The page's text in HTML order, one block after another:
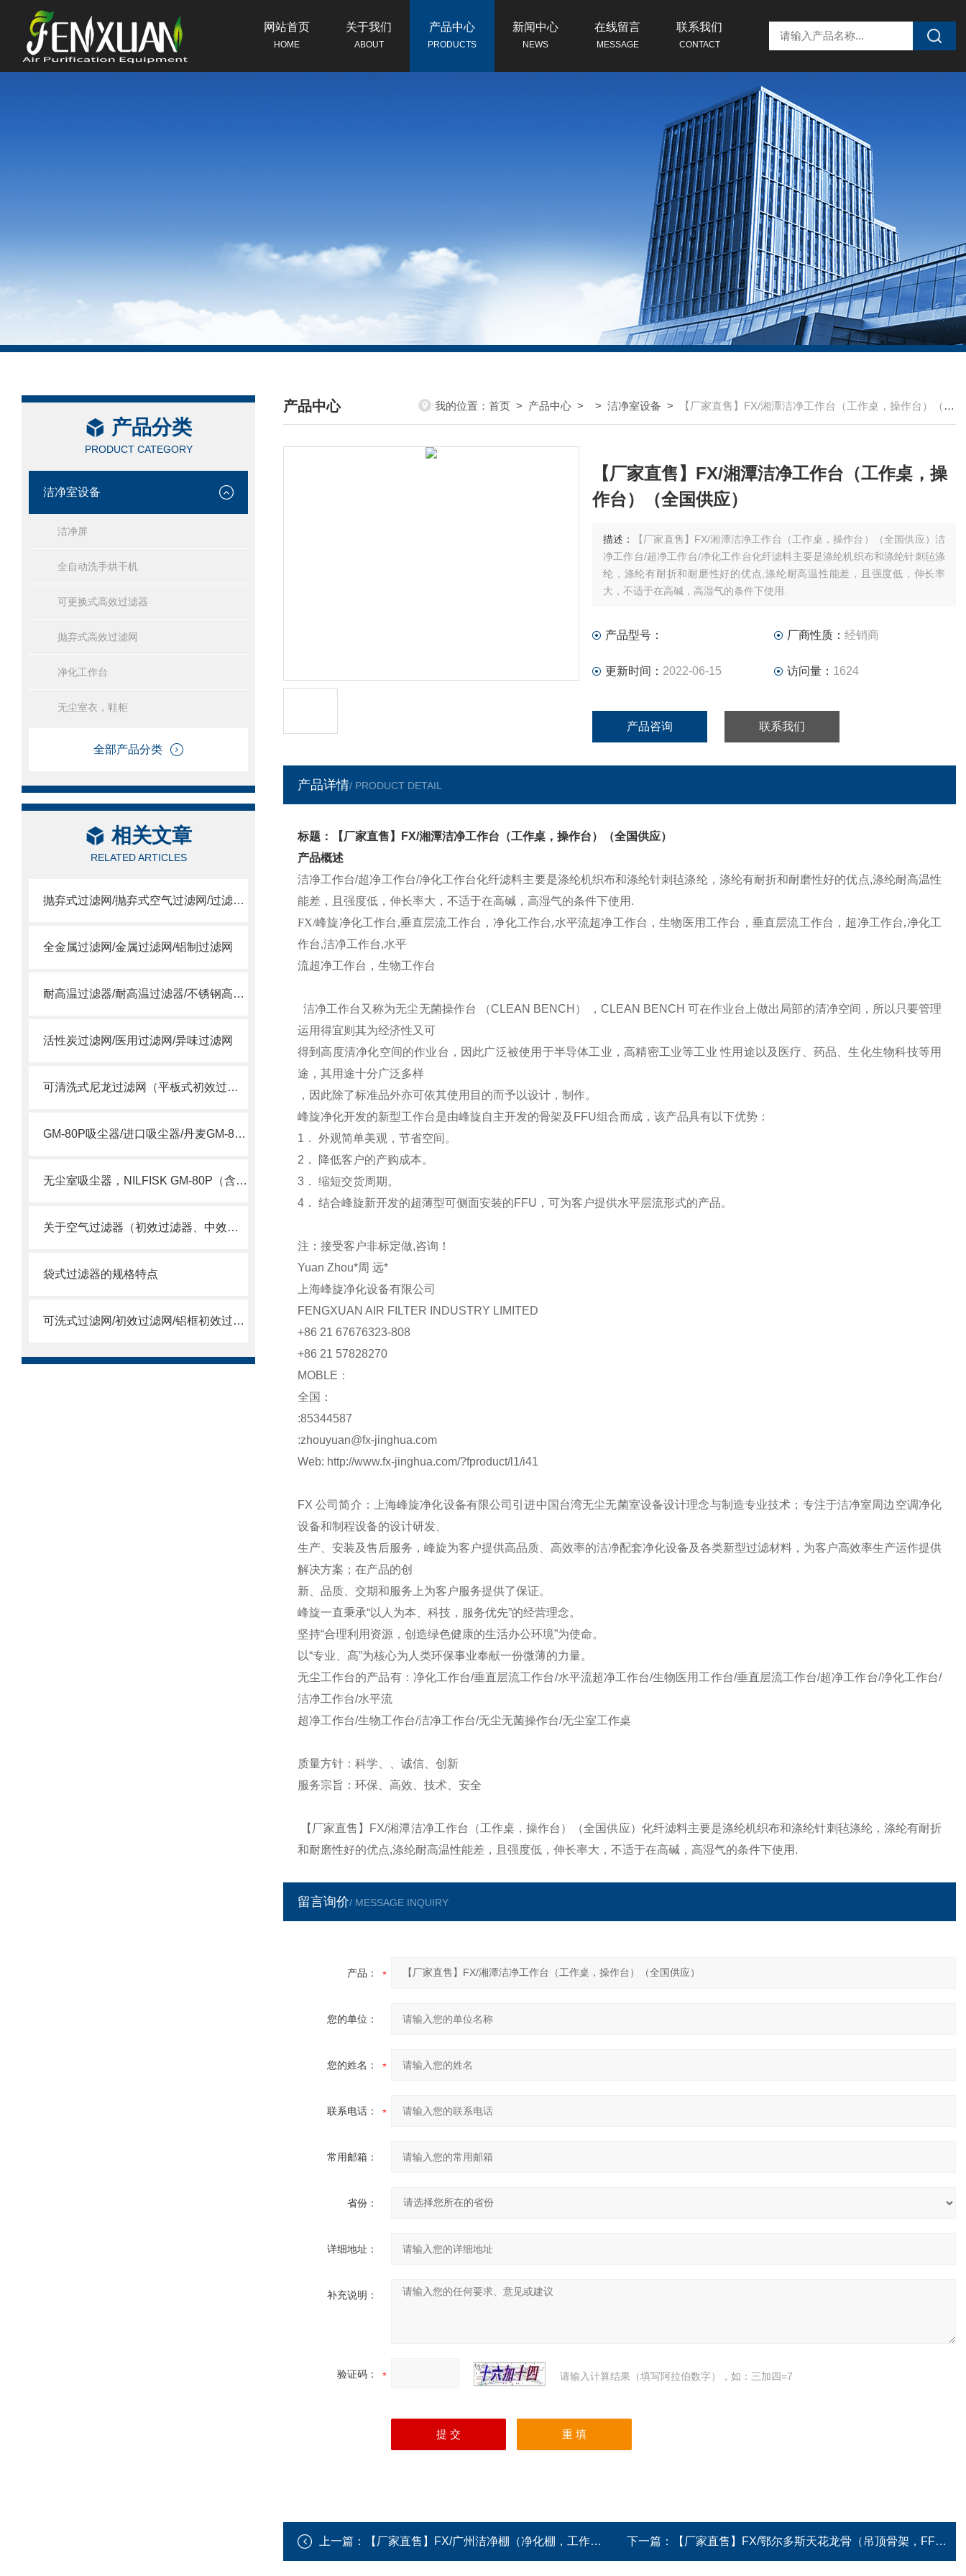
网站首页
HOME
关于我们
ABOUT
产品中心
PRODUCTS
新闻中心
NEWS
在线留言
MESSAGE
联系我们
CONTACT
产品分类
PRODUCT CATEGORY
洁净室设备
洁净屏
全自动洗手烘干机
可更换式高效过滤器
抛弃式高效过滤网
净化工作台
无尘室衣，鞋柜
全部产品分类
相关文章
RELATED ARTICLES
抛弃式过滤网/抛弃式空气过滤网/过滤送风口/一体式过滤箱
全金属过滤网/金属过滤网/铝制过滤网
耐高温过滤器/耐高温过滤器/不锈钢高温过滤器
活性炭过滤网/医用过滤网/异味过滤网
可清洗式尼龙过滤网（平板式初效过滤器）
GM-80P吸尘器/进口吸尘器/丹麦GM-80P吸尘器
无尘室吸尘器，NILFISK GM-80P（含HEPA）
关于空气过滤器（初效过滤器、中效过滤器、空气过滤器）选用
袋式过滤器的规格特点
可洗式过滤网/初效过滤网/铝框初效过滤网
产品中心
/ PRODUCTS CENTER
我的位置：首页 > 产品中心 > >洁净室设备 > 【厂家直售】FX/湘潭洁净工作台（工作桌，操作台）（全国供应）
【厂家直售】FX/湘潭洁净工作台（工作桌，操
作台）（全国供应）
描述：
【厂家直售】FX/湘潭洁净工作台（工作桌，操作台）（全国供应）洁
净工作台/超净工作台/净化工作台化纤滤料主要是涤纶机织布和涤纶针刺毡涤
纶，涤纶有耐折和耐磨性好的优点,涤纶耐高温性能差，且强度低，伸长率
大，不适于在高碱，高湿气的条件下使用.
产品型号： 厂商性质： 经销商
更新时间： 2022-06-15 访问量： 1624
产品咨询 联系我们
产品详情/ PRODUCT DETAIL
标题：【厂家直售】FX/湘潭洁净工作台（工作桌，操作台）（全国供应）
产品概述
洁净工作台/超净工作台/净化工作台化纤滤料主要是涤纶机织布和涤纶针刺毡涤纶，涤纶有耐折和耐磨性好的优点,涤纶耐高温性
能差，且强度低，伸长率大，不适于在高碱，高湿气的条件下使用.
FX/峰旋净化工作台,垂直层流工作台，净化工作台,水平流超净工作台，生物医用工作台，垂直层流工作台，超净工作台,净化工
作台,洁净工作台,水平
流超净工作台，生物工作台
洁净工作台又称为无尘无菌操作台 （CLEAN BENCH） ，CLEAN BENCH 可在作业台上做出局部的清净空间，所以只要管理
运用得宜则其为经济性又可
得到高度清净化空间的作业台，因此广泛被使用于半导体工业，高精密工业等工业 性用途以及医疗、药品、生化生物科技等用
途，其用途十分广泛多样
，因此除了标准品外亦可依其使用目的而予以设计，制作。
峰旋净化开发的新型工作台是由峰旋自主开发的骨架及FFU组合而成，该产品具有以下优势：
1． 外观简单美观，节省空间。
2． 降低客户的产购成本。
3． 缩短交货周期。
4． 结合峰旋新开发的超薄型可侧面安装的FFU，可为客户提供水平层流形式的产品。
注：接受客户非标定做,咨询！
Yuan Zhou*周 远*
上海峰旋净化设备有限公司
FENGXUAN AIR FILTER INDUSTRY LIMITED
+86 21 67676323-808
+86 21 57828270
MOBLE：
全国：
:85344587
:zhouyuan@fx-jinghua.com
Web: http://www.fx-jinghua.com/?fproduct/l1/i41
FX 公司简介：上海峰旋净化设备有限公司引进中国台湾无尘无菌室设备设计理念与制造专业技术；专注于洁净室周边空调净化
设备和制程设备的设计研发、
生产、安装及售后服务，峰旋为客户提供高品质、高效率的洁净配套净化设备及各类新型过滤材料，为客户高效率生产运作提供
解决方案；在产品的创
新、品质、交期和服务上为客户服务提供了保证。
峰旋一直秉承“以人为本、科技，服务优先”的经营理念。
坚持“合理利用资源，创造绿色健康的生活办公环境”为使命。
以“专业、高”为核心为人类环保事业奉献一份微薄的力量。
无尘工作台的产品有：净化工作台/垂直层流工作台/水平流超净工作台/生物医用工作台/垂直层流工作台/超净工作台/净化工作台/
洁净工作台/水平流
超净工作台/生物工作台/洁净工作台/无尘无菌操作台/无尘室工作桌
质量方针：科学、、诚信、创新
服务宗旨：环保、高效、技术、安全
【厂家直售】FX/湘潭洁净工作台（工作桌，操作台）（全国供应）化纤滤料主要是涤纶机织布和涤纶针刺毡涤纶，涤纶有耐折
和耐磨性好的优点,涤纶耐高温性能差，且强度低，伸长率大，不适于在高碱，高湿气的条件下使用.
留言询价/ MESSAGE INQUIRY
产品：
您的单位：
您的姓名：
联系电话：
常用邮箱：
省份：
详细地址：
补充说明：
验证码： 请输入计算结果（填写阿拉伯数字），如：三加四=7
上一篇： 【厂家直售】FX/广州洁净棚（净化棚，工作站）（全国供应） 下一篇： 【厂家直售】FX/鄂尔多斯天花龙骨（吊顶骨架，FFU吊顶）（全国供应）